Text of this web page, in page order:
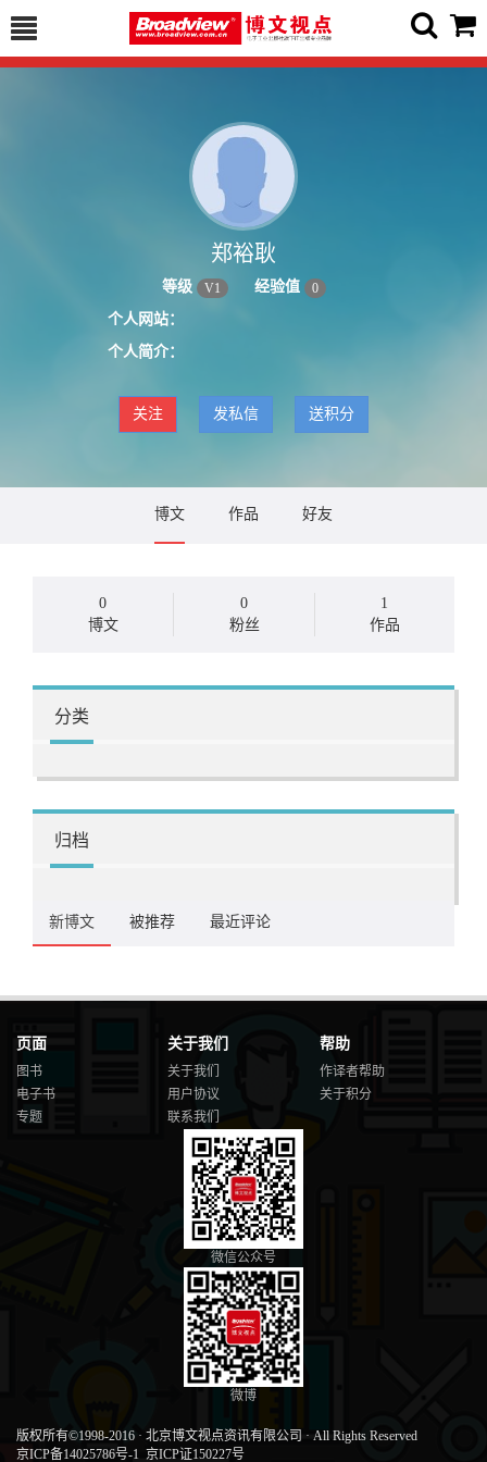
郑裕耿
等级 V1 经验值 0
个人网站：
个人简介：
关注 发私信 送积分
博文 作品 好友
0
博文
0
粉丝
1
作品
分类
归档
新博文 被推荐 最近评论
页面
图书
电子书
专题
关于我们
关于我们
用户协议
联系我们
帮助
作译者帮助
关于积分
微信公众号
微博
版权所有©1998-2016 · 北京博文视点资讯有限公司 · All Rights Reserved
京ICP备14025786号-1 京ICP证150227号